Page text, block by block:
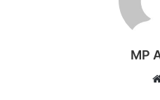
MP